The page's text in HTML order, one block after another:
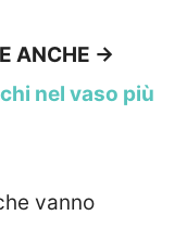
ANCHE ->
nel vaso più
vanno